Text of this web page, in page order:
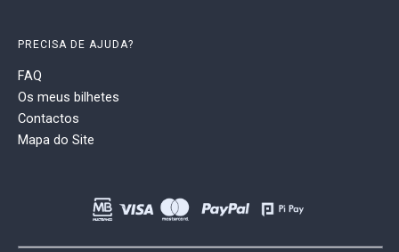
PRECISA DE AJUDA?
FAQ
Os meus bilhetes
Contactos
Mapa do Site